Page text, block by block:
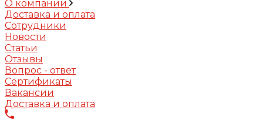
О компании
Доставка и оплата
Сотрудники
Новости
Статьи
Отзывы
Вопрос - ответ
Сертификаты
Вакансии
Доставка и оплата